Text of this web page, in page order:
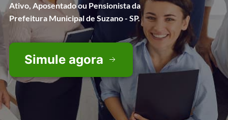
Ativo, Aposentado ou Pensionista da
Prefeitura Municipal de Suzano - SP.
Simule agora